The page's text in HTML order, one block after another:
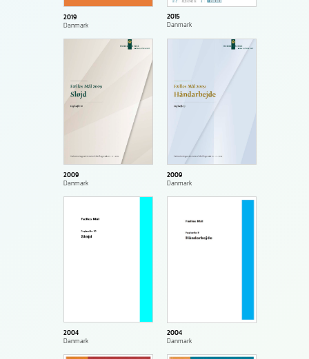
2019
Danmark
2015
Danmark
2009
Danmark
2009
Danmark
2004
Danmark
2004
Danmark